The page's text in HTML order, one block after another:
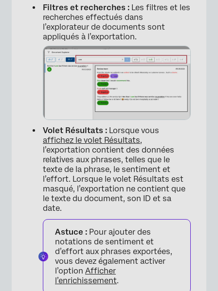
×
Filtres et recherches : Les filtres et les
recherches effectués dans
l’explorateur de documents sont
appliqués à l’exportation.
Volet Résultats : Lorsque vous
affichez le volet Résultats,
l’exportation contient des données
relatives aux phrases, telles que le
texte de la phrase, le sentiment et
l’effort. Lorsque le volet Résultats est
masqué, l’exportation ne contient que
le texte du document, son ID et sa
date.
Astuce : Pour ajouter des
notations de sentiment et
d’effort aux phrases exportées,
vous devez également activer
l’option Afficher
l’enrichissement.